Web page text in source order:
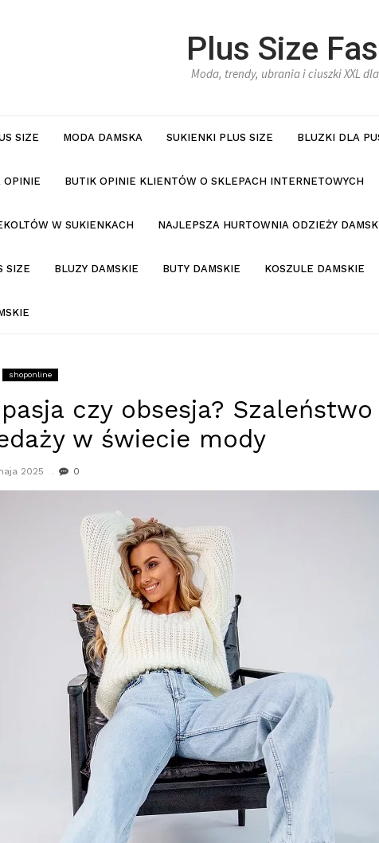
Plus Size
Moda, trendy, ubrania i ciuszki XXL
SIZE MODA DAMSKA SUKIENKI PLUS SIZE BLUZKI DLA
OPINIE BUTIK OPINIE KLIENTÓW O SKLEPACH INTERNETOWYCH
W SUKIENKACH NAJLEPSZA HURTOWNIA ODZIEŻY
SIZE BLUZY DAMSKIE BUTY DAMSKIE KOSZULE DAMSKIE
shoponline
czy obsesja? Szaleństwo
w świecie mody
2025 0